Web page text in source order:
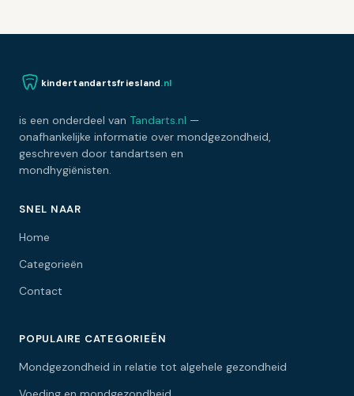
kindertandartsfriesland.nl
is een onderdeel van Tandarts.nl —
onafhankelijke informatie over mondgezondheid,
geschreven door tandartsen en
mondhygiënisten.
SNEL NAAR
Home
Categorieën
Contact
POPULAIRE CATEGORIEËN
Mondgezondheid in relatie tot algehele gezondheid